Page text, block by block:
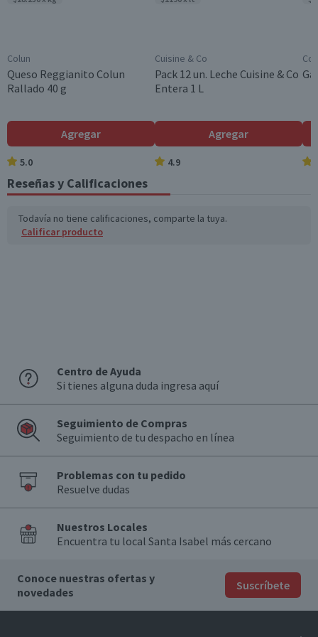
6 meses, a partir de la entrega del producto
Garantía Proveedor
Colun
Queso Reggianito Colun
Rallado 40 g
Agregar
5.0
Cuisine & Co
Pack 12 un. Leche Cuisine & Co
Entera 1 L
Agregar
4.9
Reseñas y Calificaciones
Todavía no tiene calificaciones, comparte la tuya.
Calificar producto
Centro de Ayuda
Si tienes alguna duda ingresa aquí
Seguimiento de Compras
Seguimiento de tu despacho en línea
Problemas con tu pedido
Resuelve dudas
Nuestros Locales
Encuentra tu local Santa Isabel más cercano
Conoce nuestras ofertas y
novedades
Suscríbete